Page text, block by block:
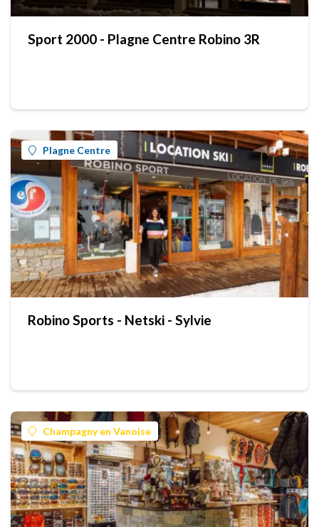
Sport 2000 - Plagne Centre Robino 3R
Plagne Centre
Robino Sports - Netski - Sylvie
Champagny en Vanoise